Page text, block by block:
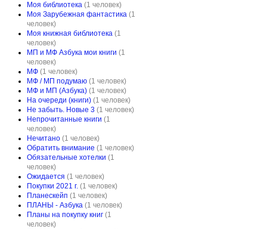
Моя библиотека (1 человек)
Моя Зарубежная фантастика (1
человек)
Моя книжная библиотека (1
человек)
МП и МФ Азбука мои книги (1
человек)
МФ (1 человек)
МФ / МП подумаю (1 человек)
МФ и МП (Азбука) (1 человек)
На очереди (книги) (1 человек)
Не забыть. Новые 3 (1 человек)
Непрочитанные книги (1
человек)
Нечитано (1 человек)
Обратить внимание (1 человек)
Обязательные хотелки (1
человек)
Ожидается (1 человек)
Пoкупки 2021 г. (1 человек)
Планескейп (1 человек)
ПЛАНЫ - Азбука (1 человек)
Планы на покупку книг (1
человек)